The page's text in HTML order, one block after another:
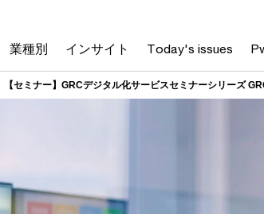
業種別 インサイト Today's issues
【セミナー】GRCデジタル化サービスセミナーシリーズ